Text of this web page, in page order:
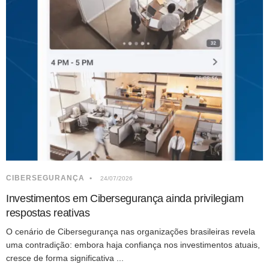
CIBERSEGURANÇA 24/07/2026
Investimentos em Cibersegurança ainda privilegiam
respostas reativas
O cenário de Cibersegurança nas organizações brasileiras revela
uma contradição: embora haja confiança nos investimentos atuais,
cresce de forma significativa ...